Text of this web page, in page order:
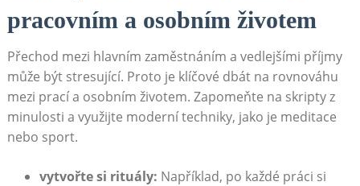
pracovním ‌a osobním životem
Přechod mezi hlavním zaměstnáním a vedlejšími příjmy
může být stresující. Proto je klíčové dbát na rovnováhu
⁣mezi prací a ‌osobním životem. Zapomeňte na skripty ⁣z
minulosti ⁣a využijte moderní techniky, jako ⁤je meditace
nebo sport.
vytvořte si ​rituály: Například, ‌po každé práci si ​